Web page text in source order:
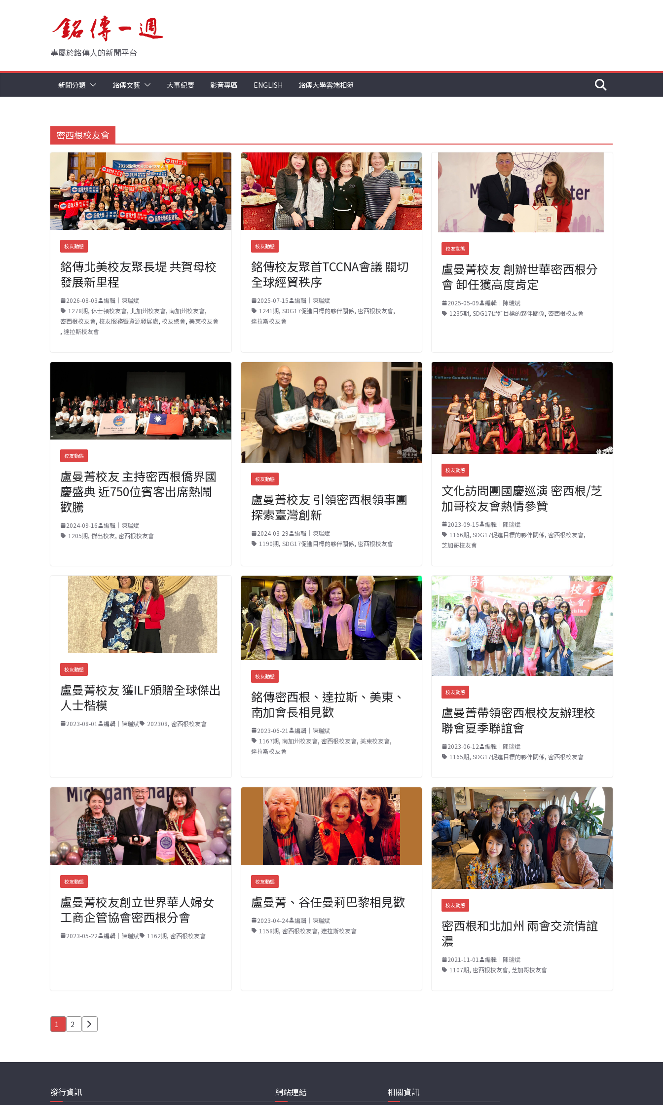
專屬於銘傳人的新聞平台
新聞分類 銘傳文藝 大事紀要 影音專區 ENGLISH 銘傳大學雲端相簿
密西根校友會
校友動態
銘傳北美校友聚長堤 共賀母校
發展新里程
2026-08-03
編輯｜陳瑞斌
1278期, 休士頓校友會, 北加州校友會, 南加州校友會,
密西根校友會, 校友服務暨資源發展處, 校友總會, 美東校友會
, 達拉斯校友會
校友動態
銘傳校友聚首TCCNA會議 關切
全球經貿秩序
2025-07-15
編輯｜陳瑞斌
1241期, SDG17促進目標的夥伴關係, 密西根校友會,
達拉斯校友會
校友動態
盧曼菁校友 創辦世華密西根分
會 卸任獲高度肯定
2025-05-09
編輯｜陳瑞斌
1235期,SDG17促進目標的夥伴關係, 密西根校友會
校友動態
盧曼菁校友 主持密西根僑界國
慶盛典 近750位賓客出席熱鬧
歡騰
2024-09-16
編輯｜陳瑞斌
1205期, 傑出校友, 密西根校友會
校友動態
盧曼菁校友 引領密西根領事團
探索臺灣創新
2024-03-29
編輯｜陳瑞斌
1190期, SDG17促進目標的夥伴關係, 密西根校友會
校友動態
文化訪問團國慶巡演 密西根/芝
加哥校友會熱情參贊
2023-09-15
編輯｜陳瑞斌
1166期,SDG17促進目標的夥伴關係, 密西根校友會,
芝加哥校友會
校友動態
盧曼菁校友 獲ILF頒贈全球傑出
人士楷模
2023-08-01 編輯｜陳瑞斌 202308, 密西根校友會
校友動態
銘傳密西根、達拉斯、美東、
南加會長相見歡
2023-06-21
編輯｜陳瑞斌
1167期, 南加州校友會, 密西根校友會, 美東校友會,
達拉斯校友會
校友動態
盧曼菁帶領密西根校友辦理校
聯會夏季聯誼會
2023-06-12
編輯｜陳瑞斌
1165期,SDG17促進目標的夥伴關係, 密西根校友會
校友動態
盧曼菁校友創立世界華人婦女
工商企管協會密西根分會
2023-05-22 編輯｜陳瑞斌 1162期, 密西根校友會
校友動態
盧曼菁、谷任曼莉巴黎相見歡
2023-04-24
編輯｜陳瑞斌
1158期, 密西根校友會, 達拉斯校友會
校友動態
密西根和北加州 兩會交流情誼
濃
2021-11-01
編輯｜陳瑞斌
1107期, 密西根校友會,芝加哥校友會
文
分
頁
1 2
發行資訊 網站連結 相關資訊